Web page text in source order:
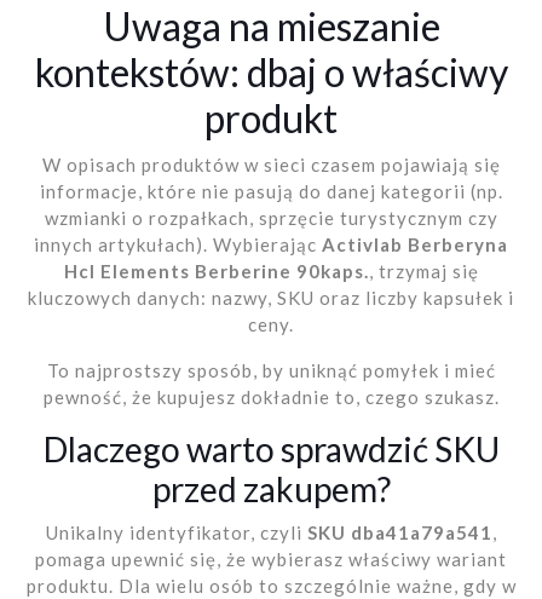
Uwaga na mieszanie
kontekstów: dbaj o właściwy
produkt
W opisach produktów w sieci czasem pojawiają się
informacje, które nie pasują do danej kategorii (np.
wzmianki o rozpałkach, sprzęcie turystycznym czy
innych artykułach). Wybierając Activlab Berberyna
Hcl Elements Berberine 90kaps., trzymaj się
kluczowych danych: nazwy, SKU oraz liczby kapsułek i
ceny.
To najprostszy sposób, by uniknąć pomyłek i mieć
pewność, że kupujesz dokładnie to, czego szukasz.
Dlaczego warto sprawdzić SKU
przed zakupem?
Unikalny identyfikator, czyli SKU dba41a79a541,
pomaga upewnić się, że wybierasz właściwy wariant
produktu. Dla wielu osób to szczególnie ważne, gdy w